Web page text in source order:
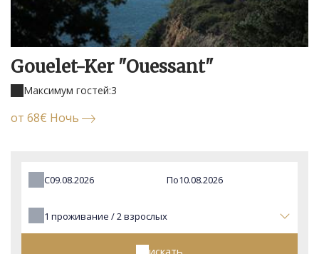
Gouelet-Ker "Ouessant"
Максимум гостей:3
oт 68€ Ночь
С По
1 проживание /2взрослых